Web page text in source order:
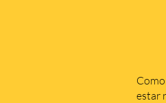
estar